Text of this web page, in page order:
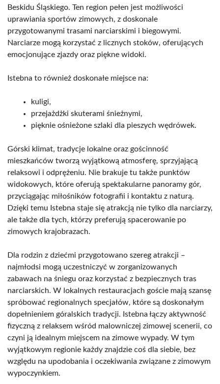
Beskidu Śląskiego. Ten region pełen jest możliwości
uprawiania sportów zimowych, z doskonale
przygotowanymi trasami narciarskimi i biegowymi.
Narciarze mogą korzystać z licznych stoków, oferujących
emocjonujące zjazdy oraz piękne widoki.
Istebna to również doskonałe miejsce na:
kuligi,
przejażdżki skuterami śnieżnymi,
pięknie ośnieżone szlaki dla pieszych wędrówek.
Górski klimat, tradycje lokalne oraz gościnność
mieszkańców tworzą wyjątkową atmosferę, sprzyjającą
relaksowi i odprężeniu. Nie brakuje tu także punktów
widokowych, które oferują spektakularne panoramy gór,
przyciągając miłośników fotografii i kontaktu z naturą.
Dzięki temu Istebna staje się atrakcją nie tylko dla narciarzy,
ale także dla tych, którzy preferują spacerowanie po
zimowych krajobrazach.
Dla rodzin z dziećmi przygotowano szereg atrakcji –
najmłodsi mogą uczestniczyć w zorganizowanych
zabawach na śniegu oraz korzystać z bezpiecznych tras
narciarskich. W lokalnych restauracjach goście mają szansę
spróbować regionalnych specjałów, które są doskonałym
dopełnieniem góralskich tradycji. Istebna łączy aktywność
fizyczną z relaksem wśród malowniczej zimowej scenerii, co
czyni ją idealnym miejscem na zimowe wypady. W tym
wyjątkowym regionie każdy znajdzie coś dla siebie, bez
względu na upodobania i oczekiwania związane z zimowym
wypoczynkiem.